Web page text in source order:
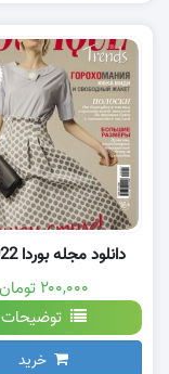
۲۰۰,۰۰۰ تومان
توضیحات
خرید